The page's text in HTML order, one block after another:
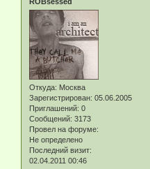
Откуда: Москва
Зарегистрирован: 05.06.2005
Приглашений: 0
Сообщений: 3173
Провел на форуме:
Не определено
Последний визит:
02.04.2011 00:46